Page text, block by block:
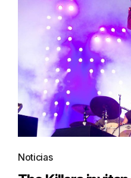
Noticias